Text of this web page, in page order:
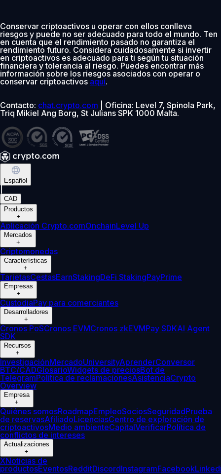
Conservar criptoactivos u operar con ellos conlleva
riesgos y puede no ser adecuado para todo el mundo. Ten
en cuenta que el rendimiento pasado no garantiza el
rendimiento futuro. Considera cuidadosamente si invertir
en criptoactivos es adecuado para ti según tu situación
financiera y tolerancia al riesgo. Puedes encontrar más
información sobre los riesgos asociados con operar o
conservar criptoactivos aquí.
Contacto: chat.crypto.com | Oficina: Level 7, Spinola Park,
Triq Mikiel Ang Borg, St Julians SPK 1000 Malta.
Español
CAD
Productos
+
Aplicación Crypto.comOnchainLevel Up
Mercados
+
Criptomonedas
Características
+
TarjetasCestasEarnStakingDeFi StakingPayPrime
Empresas
+
CustodiaPay para comerciantes
Desarrolladores
+
Cronos PoSCronos EVMCronos zkEVMPay SDKAI Agent
SDK
Recursos
+
InvestigaciónMercadoUniversityAprenderConversor
BTC/CADGlosarioWidgets de preciosBot de
TelegramPolítica de reclamacionesAsistenciaCrypto
Overview
Empresa
+
Quiénes somosRoadmapEmpleoSociosSeguridadPrueba
de reservasAfiliadoLicenciasCentro de exploración de
criptoactivosMedio ambienteCapitalVerificarPolítica de
conflictos de intereses
Actualizaciones
+
XNoticias de
productosEventosRedditDiscordInstagramFacebook